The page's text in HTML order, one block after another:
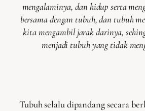
mengalaminya, dan hidup serta
bersama dengan tubuh, dan tubuh
kita mengambil jarak darinya,
menjadi tubuh yang tidak
Tubuh selalu dipandang secara